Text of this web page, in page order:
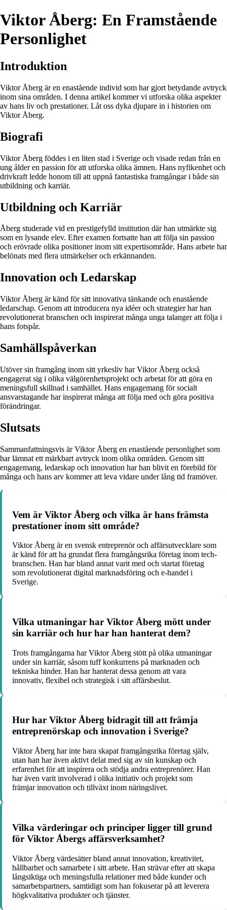
Viktor Åberg: En Framstående
Personlighet
Introduktion
Viktor Åberg är en enastående individ som har gjort betydande avtryck
inom sina områden. I denna artikel kommer vi utforska olika aspekter
av hans liv och prestationer. Låt oss dyka djupare in i historien om
Viktor Åberg.
Biografi
Viktor Åberg föddes i en liten stad i Sverige och visade redan från en
ung ålder en passion för att utforska olika ämnen. Hans nyfikenhet och
drivkraft ledde honom till att uppnå fantastiska framgångar i både sin
utbildning och karriär.
Utbildning och Karriär
Åberg studerade vid en prestigefylld institution där han utmärkte sig
som en lysande elev. Efter examen fortsatte han att följa sin passion
och erövrade olika positioner inom sitt expertisområde. Hans arbete har
belönats med flera utmärkelser och erkännanden.
Innovation och Ledarskap
Viktor Åberg är känd för sitt innovativa tänkande och enastående
ledarschap. Genom att introducera nya idéer och strategier har han
revolutionerat branschen och inspirerat många unga talanger att följa i
hans fotspår.
Samhällspåverkan
Utöver sin framgång inom sitt yrkesliv har Viktor Åberg också
engagerat sig i olika välgörenhetsprojekt och arbetat för att göra en
meningsfull skillnad i samhället. Hans engagemang för socialt
ansvarstagande har inspirerat många att följa med och göra positiva
förändringar.
Slutsats
Sammanfattningsvis är Viktor Åberg en enastående personlighet som
har lämnat ett märkbart avtryck inom olika områden. Genom sitt
engagemang, ledarskap och innovation har han blivit en förebild för
många och hans arv kommer att leva vidare under lång tid framöver.
Vem är Viktor Åberg och vilka är hans främsta
prestationer inom sitt område?
Viktor Åberg är en svensk entreprenör och affärsutvecklare som
är känd för att ha grundat flera framgångsrika företag inom tech-
branschen. Han har bland annat varit med och startat företag
som revolutionerat digital marknadsföring och e-handel i
Sverige.
Vilka utmaningar har Viktor Åberg mött under
sin karriär och hur har han hanterat dem?
Trots framgångarna har Viktor Åberg stött på olika utmaningar
under sin karriär, såsom tuff konkurrens på marknaden och
tekniska hinder. Han har hanterat dessa genom att vara
innovativ, flexibel och strategisk i sitt affärsbeslut.
Hur har Viktor Åberg bidragit till att främja
entreprenörskap och innovation i Sverige?
Viktor Åberg har inte bara skapat framgångsrika företag själv,
utan han har även aktivt delat med sig av sin kunskap och
erfarenhet för att inspirera och stödja andra entreprenörer. Han
har även varit involverad i olika initiativ och projekt som
främjar innovation och tillväxt inom näringslivet.
Vilka värderingar och principer ligger till grund
för Viktor Åbergs affärsverksamhet?
Viktor Åberg värdesätter bland annat innovation, kreativitet,
hållbarhet och samarbete i sitt arbete. Han strävar efter att skapa
långsiktiga och meningsfulla relationer med både kunder och
samarbetspartners, samtidigt som han fokuserar på att leverera
högkvalitativa produkter och tjänster.